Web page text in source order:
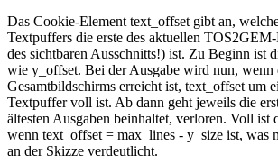
Das Cookie-Element text_offset gibt an,
Textpuffers die erste des aktuellen
des sichtbaren Ausschnitts!) ist. Zu Beginn ist
wie y_offset. Bei der Ausgabe wird nun, wenn
Gesamtbildschirms erreicht ist, text_offset um
Textpuffer voll ist. Ab dann geht jeweils die
ältesten Ausgaben beinhaltet, verloren. Voll ist
wenn text_offset = max_lines - y_size ist, was
an der Skizze verdeutlicht.